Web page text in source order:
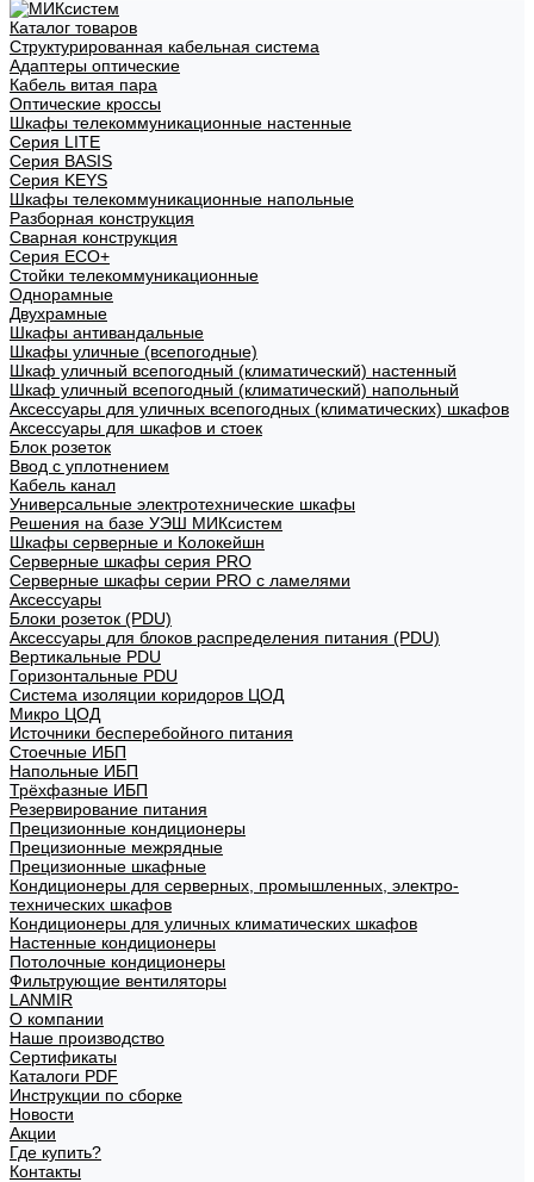
Каталог товаров
Структурированная кабельная система
Адаптеры оптические
Кабель витая пара
Оптические кроссы
Шкафы телекоммуникационные настенные
Cерия LITE
Cерия BASIS
Cерия KEYS
Шкафы телекоммуникационные напольные
Разборная конструкция
Сварная конструкция
Серия ECO+
Стойки телекоммуникационные
Однорамные
Двухрамные
Шкафы антивандальные
Шкафы уличные (всепогодные)
Шкаф уличный всепогодный (климатический) настенный
Шкаф уличный всепогодный (климатический) напольный
Аксессуары для уличных всепогодных (климатических) шкафов
Аксессуары для шкафов и стоек
Блок розеток
Ввод с уплотнением
Кабель канал
Универсальные электротехнические шкафы
Решения на базе УЭШ МИКсистем
Шкафы серверные и Колокейшн
Серверные шкафы серия PRO
Серверные шкафы серии PRO с ламелями
Аксессуары
Блоки розеток (PDU)
Аксессуары для блоков распределения питания (PDU)
Вертикальные PDU
Горизонтальные PDU
Система изоляции коридоров ЦОД
Микро ЦОД
Источники бесперебойного питания
Стоечные ИБП
Напольные ИБП
Трёхфазные ИБП
Резервирование питания
Прецизионные кондиционеры
Прецизионные межрядные
Прецизионные шкафные
Кондиционеры для серверных, промышленных, электро-
технических шкафов
Кондиционеры для уличных климатических шкафов
Настенные кондиционеры
Потолочные кондиционеры
Фильтрующие вентиляторы
LANMIR
О компании
Наше производство
Сертификаты
Каталоги PDF
Инструкции по сборке
Новости
Акции
Где купить?
Контакты